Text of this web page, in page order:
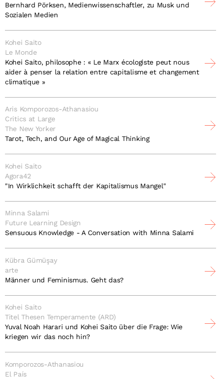
Bernhard Pörksen, Medienwissenschaftler, zu Musk und
Sozialen Medien
Kohei Saito
Le Monde
Kohei Saito, philosophe : « Le Marx écologiste peut nous
aider à penser la relation entre capitalisme et changement
climatique »
Aris Komporozos-Athanasiou
Critics at Large
The New Yorker
Tarot, Tech, and Our Age of Magical Thinking
Kohei Saito
Agora42
"In Wirklichkeit schafft der Kapitalismus Mangel"
Minna Salami
Future Learning Design
Sensuous Knowledge - A Conversation with Minna Salami
Kübra Gümüşay
arte
Männer und Feminismus. Geht das?
Kohei Saito
Titel Thesen Temperamente (ARD)
Yuval Noah Harari und Kohei Saito über die Frage: Wie
kriegen wir das noch hin?
Komporozos-Athanasiou
El País